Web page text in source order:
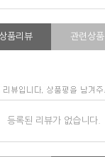
상품리뷰 관련상품
등록된 리뷰가 없습니다.